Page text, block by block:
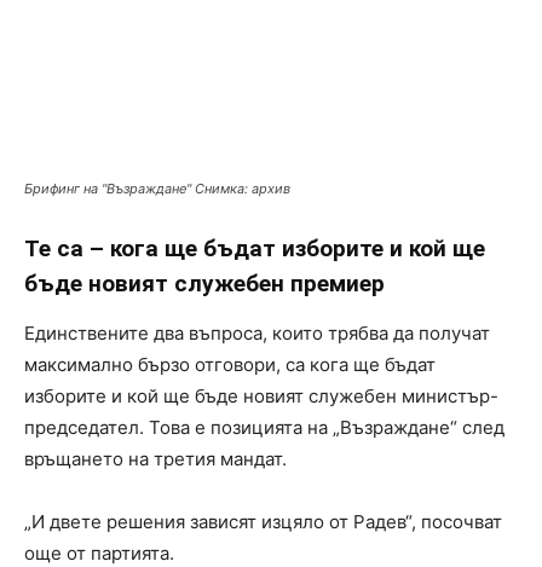
Брифинг на "Възраждане" Снимка: архив
Те са – кога ще бъдат изборите и кой ще
бъде новият служебен премиер
Единствените два въпроса, които трябва да получат
максимално бързо отговори, са кога ще бъдат
изборите и кой ще бъде новият служебен министър-
председател. Това е позицията на „Възраждане“ след
връщането на третия мандат.
„И двете решения зависят изцяло от Радев“, посочват
още от партията.